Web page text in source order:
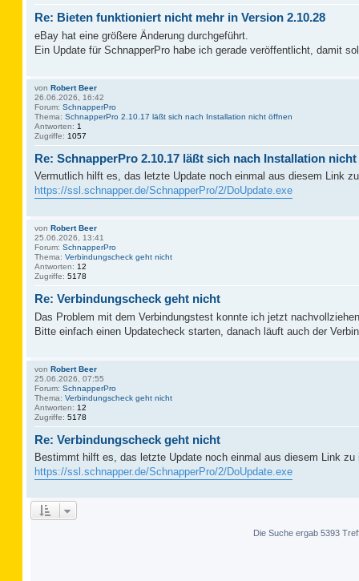
Re: Bieten funktioniert nicht mehr in Version 2.10.28
eBay hat eine größere Änderung durchgeführt.
Ein Update für SchnapperPro habe ich gerade veröffentlicht, damit
von Robert Beer
26.06.2026, 16:42
Forum: SchnapperPro
Thema: SchnapperPro 2.10.17 läßt sich nach Installation nicht öffnen
Antworten: 1
Zugriffe: 1057
Re: SchnapperPro 2.10.17 läßt sich nach Installation
Vermutlich hilft es, das letzte Update noch einmal aus diesem Link
https://ssl.schnapper.de/SchnapperPro/2/DoUpdate.exe
von Robert Beer
25.06.2026, 13:41
Forum: SchnapperPro
Thema: Verbindungscheck geht nicht
Antworten: 12
Zugriffe: 5178
Re: Verbindungscheck geht nicht
Das Problem mit dem Verbindungstest konnte ich jetzt
Bitte einfach einen Updatecheck starten, danach läuft auch der
von Robert Beer
25.06.2026, 07:55
Forum: SchnapperPro
Thema: Verbindungscheck geht nicht
Antworten: 12
Zugriffe: 5178
Re: Verbindungscheck geht nicht
Bestimmt hilft es, das letzte Update noch einmal aus diesem Link zu
https://ssl.schnapper.de/SchnapperPro/2/DoUpdate.exe
Die Suche ergab 5393